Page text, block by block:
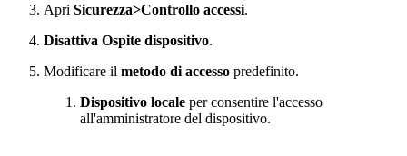
Apri Sicurezza>Controllo accessi.
Disattiva Ospite dispositivo.
Modificare il metodo di accesso predefinito.
Dispositivo locale per consentire l'accesso
all'amministratore del dispositivo.